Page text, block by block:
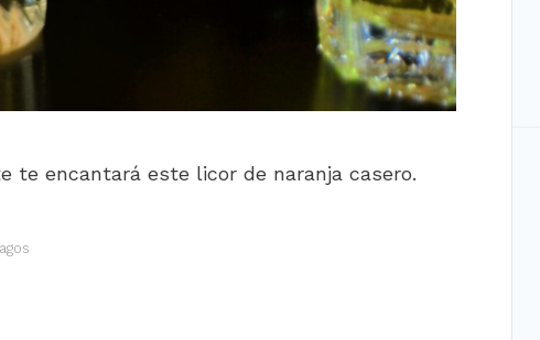
te encantará este licor de naranja casero.